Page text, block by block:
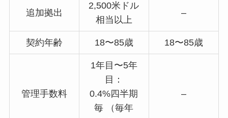
追加拠出
2,500米ドル
相当以上
–
契約年齢 18〜85歳 18〜85歳
管理手数料
1年目〜5年
目：
0.4%四半期
毎 （毎年
–